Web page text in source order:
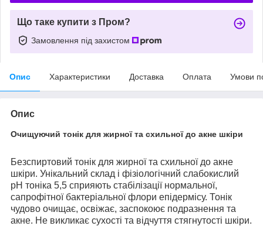
Що таке купити з Пром?
Замовлення під захистом
Опис Характеристики Доставка Оплата Умови
Опис
Очищуючий тонік для жирної та схильної до акне шкіри
Безспиртовий тонік для жирної та схильної до акне
шкіри. Унікальний склад і фізіологічний слабокислий
рН тоніка 5,5 сприяють стабілізації нормальної,
сапрофітної бактеріальної флори епідермісу. Тонік
чудово очищає, освіжає, заспокоює подразнення та
акне. Не викликає сухості та відчуття стягнутості шкіри.